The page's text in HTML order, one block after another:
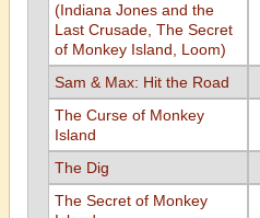
(Indiana Jones and the
Last Crusade, The Secret
of Monkey Island, Loom)
Sam & Max: Hit the Road
The Curse of Monkey
Island
The Dig
The Secret of Monkey